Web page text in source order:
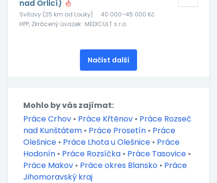
nad Orlicí)
Svitavy (25 km od Louky) · 40 000–45 000 Kč
HPP, Zkrácený úvazek · MEDICULT s.r.o.
Načíst další
Mohlo by vás zajímat:
Práce Crhov • Práce Křtěnov • Práce Rozseč
nad Kunštátem • Práce Prosetín • Práce
Olešnice • Práce Lhota u Olešnice • Práce
Hodonín • Práce Rozsíčka • Práce Tasovice •
Práce Makov • Práce okres Blansko • Práce
Jihomoravský kraj